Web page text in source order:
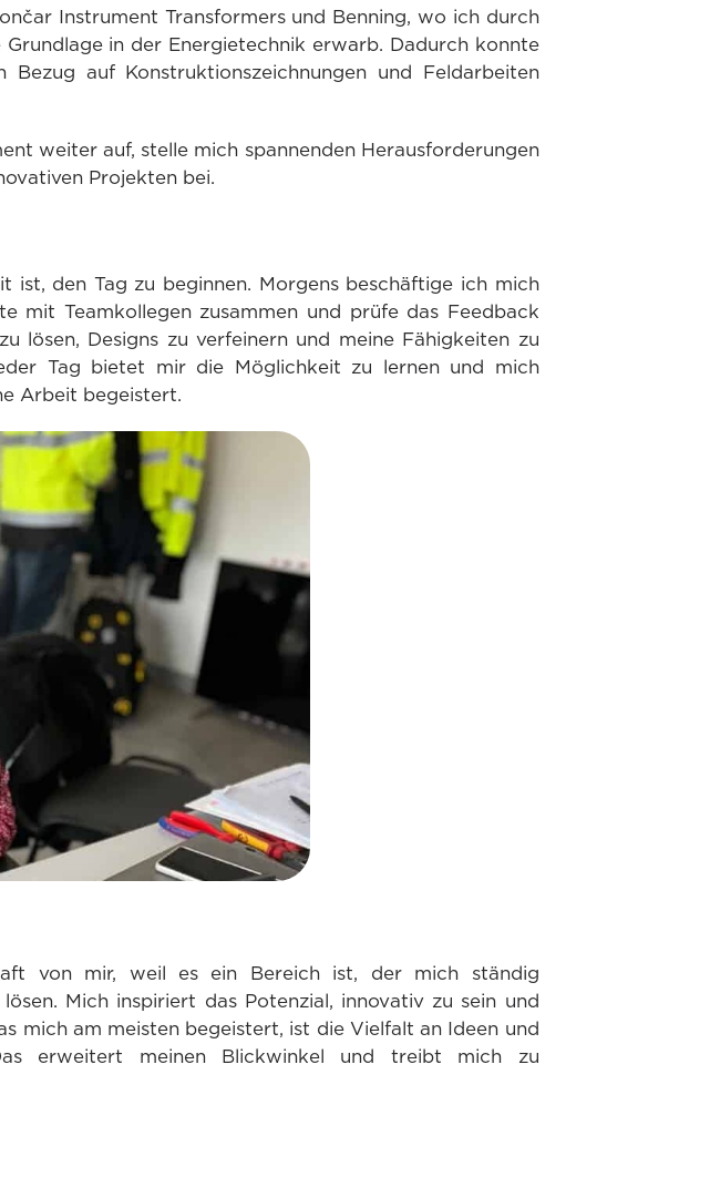
Instrument Transformers und Benning, wo ich durch
in der Energietechnik erwarb. Dadurch konnte
auf Konstruktionszeichnungen und Feldarbeiten
weiter auf, stelle mich spannenden Herausforderungen
Projekten bei.
den Tag zu beginnen. Morgens beschäftige ich mich
mit Teamkollegen zusammen und prüfe das Feedback
lösen, Designs zu verfeinern und meine Fähigkeiten zu
Tag bietet mir die Möglichkeit zu lernen und mich
Arbeit begeistert.
von mir, weil es ein Bereich ist, der mich ständig
Mich inspiriert das Potenzial, innovativ zu sein und
mich am meisten begeistert, ist die Vielfalt an Ideen und
erweitert meinen Blickwinkel und treibt mich zu